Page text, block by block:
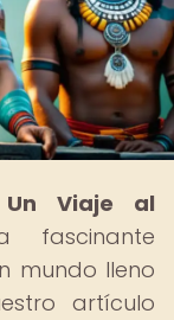
Un Viaje al
fascinante
mundo lleno
artículo